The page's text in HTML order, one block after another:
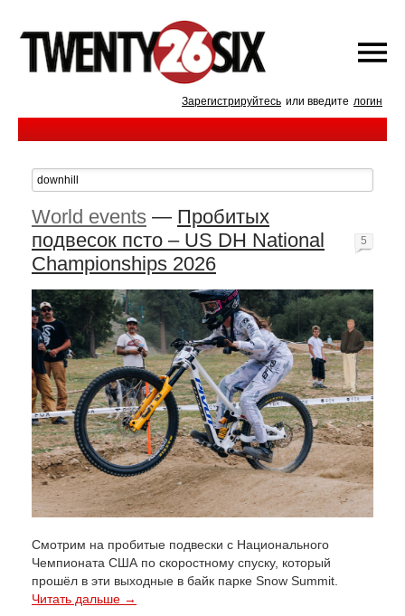
Зарегистрируйтесь или введите логин
World events — Пробитых
подвесок псто – US DH National
Championships 2026
Смотрим на пробитые подвески с Национального
Чемпионата США по скоростному спуску, который
прошёл в эти выходные в байк парке Snow Summit.
Читать дальше →
5